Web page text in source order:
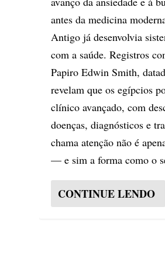
antes da medicina
Antigo já desenvolvia
com a saúde. Registros
Papiro Edwin Smith,
revelam que os egípcios
clínico avançado, com
doenças, diagnósticos e
chama atenção não é
— e sim a forma como o
CONTINUE LENDO